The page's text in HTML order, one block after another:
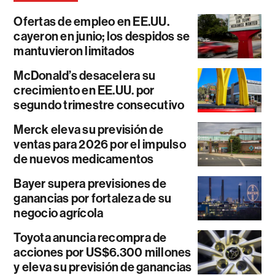
Ofertas de empleo en EE.UU.
cayeron en junio; los despidos se
mantuvieron limitados
McDonald’s desacelera su
crecimiento en EE.UU. por
segundo trimestre consecutivo
Merck eleva su previsión de
ventas para 2026 por el impulso
de nuevos medicamentos
Bayer supera previsiones de
ganancias por fortaleza de su
negocio agrícola
Toyota anuncia recompra de
acciones por US$6.300 millones
y eleva su previsión de ganancias